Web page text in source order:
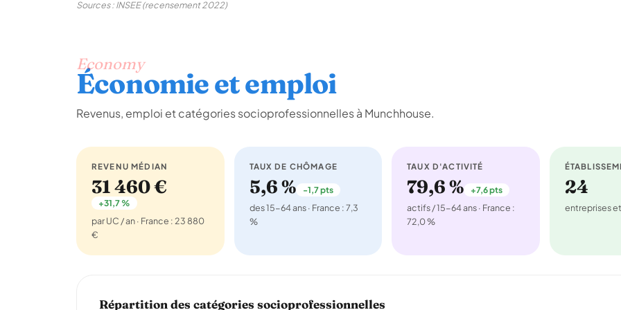
Sources : INSEE (recensement 2022)
Economy
Économie et emploi
Revenus, emploi et catégories socioprofessionnelles à Munchhouse.
REVENU MÉDIAN
31 460 €
+31,7 %
par UC / an · France : 23 880
€
TAUX DE CHÔMAGE
5,6 % -1,7 pts
des 15-64 ans · France : 7,3
%
TAUX D'ACTIVITÉ
79,6 % +7,6 pts
actifs / 15-64 ans · France :
72,0 %
24
entreprises
Répartition des catégories socioprofessionnelles